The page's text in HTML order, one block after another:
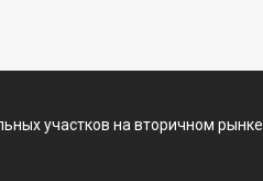
участков на вторичном рынке